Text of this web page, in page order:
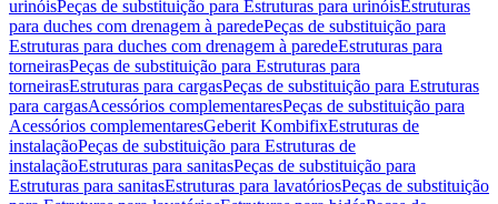
urinóisPeças de substituição para Estruturas para urinóisEstruturas
para duches com drenagem à paredePeças de substituição para
Estruturas para duches com drenagem à paredeEstruturas para
torneirasPeças de substituição para Estruturas para
torneirasEstruturas para cargasPeças de substituição para Estruturas
para cargasAcessórios complementaresPeças de substituição para
Acessórios complementaresGeberit KombifixEstruturas de
instalaçãoPeças de substituição para Estruturas de
instalaçãoEstruturas para sanitasPeças de substituição para
Estruturas para sanitasEstruturas para lavatóriosPeças de substituição